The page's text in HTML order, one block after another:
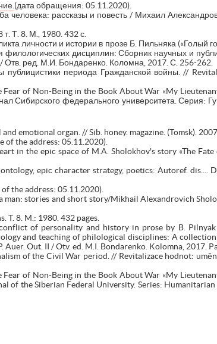
(дата обращения: 05.11.2020).
человека: рассказы и повесть / Михаил
Т. 8. М., 1980. 432 с.
личности и истории в прозе Б. Пильняка («Голый
дисциплин: Сборник научных и
ред. М.И. Бондаренко. Коломна, 2017. С. 256-262.
периода Гражданской войны. //
of Non-Being in the Book About War «My
Сибирского федерального университета. Серия:
emotional organ. // Sib. honey. magazine. (Tomsk).
of the address: 05.11.2020).
in the epic space of M.A. Sholokhov's story «The
epic character strategy, poetics: Autoref. dis....
of the address: 05.11.2020).
stories and short story/Mikhail Alexandrovich
T. 8. M.: 1980. 432 pages.
of personality and history in prose by B. Pilnyak
and teaching of philological disciplines: A
Out. II / Otv. ed. M.I. Bondarenko. Kolomna, 2017.
of the Civil War period. // Revitalizace hodnot:
of Non-Being in the Book About War «My
of the Siberian Federal University. Series: